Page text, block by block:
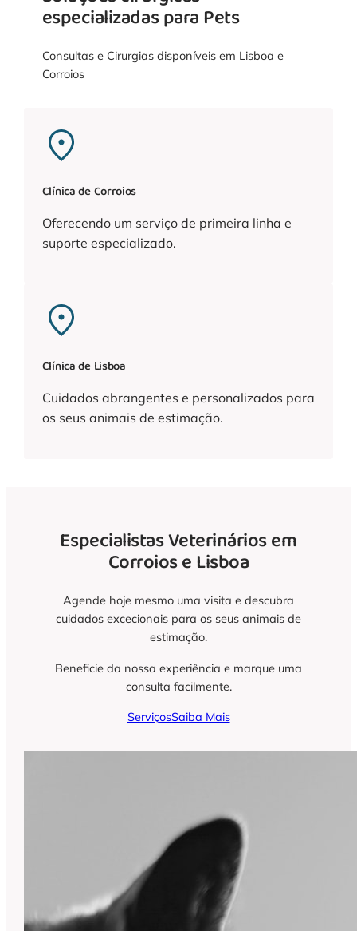
especializadas para Pets
Consultas e Cirurgias disponíveis em Lisboa e
Corroios
Clínica de Corroios
Oferecendo um serviço de primeira linha e
suporte especializado.
Clínica de Lisboa
Cuidados abrangentes e personalizados para
os seus animais de estimação.
Especialistas Veterinários em
Corroios e Lisboa
Agende hoje mesmo uma visita e descubra
cuidados excecionais para os seus animais de
estimação.
Beneficie da nossa experiência e marque uma
consulta facilmente.
ServiçosSaiba Mais